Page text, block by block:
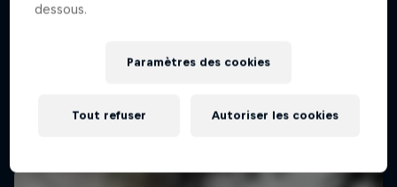
dessous.
Paramètres des cookies
Tout refuser Autoriser les cookies